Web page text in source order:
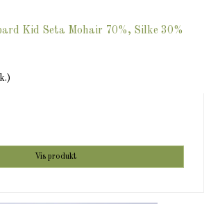
Kid Seta Mohair 70%, Silke 30%
Vis produkt